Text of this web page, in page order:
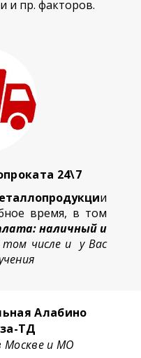
и пр. факторов.
24\7
и
время, в том
наличный и
числе и у Вас
Алабино
ТД
Москве и МО